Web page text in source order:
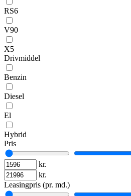
RS6
V90
X5
Drivmiddel
Benzin
Diesel
El
Hybrid
Pris
kr.
kr.
Leasingpris (pr. md.)